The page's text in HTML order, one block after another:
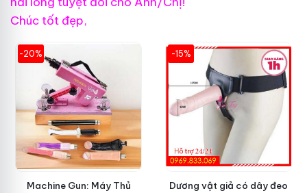
Chúc tốt đẹp,
-20%
Machine Gun: Máy Thủ
-15%
Dương vật giả có dây đeo